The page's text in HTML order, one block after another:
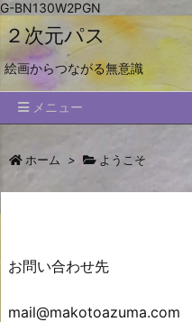
G-BN130W2PGN
２次元パス
絵画からつながる無意識
メニュー
ホーム > ようこそ
お問い合わせ先
mail@makotoazuma.com